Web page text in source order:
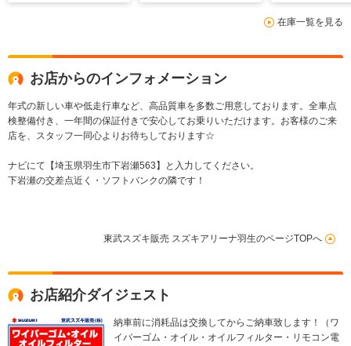
ト ウォークスル
ートキー アイドリン
スマートキー
リングストッ
ット ベンチ
在庫一覧を見る
お店からのインフォメーション
年式の新しい車や低走行車など、高品質車を多数ご用意しております。全車点
検整備付き、一年間の保証付きで安心してお乗りいただけます。お客様のご来
店を、スタッフ一同心よりお待ちしております☆
ナビにて【埼玉県羽生市下岩瀬563】と入力してください。
下岩瀬の交差点近く・ソフトバンクの隣です！
東武スズキ販売 スズキアリーナ羽生のページTOPへ
お店紹介ダイジェスト
納車前に消耗品は交換してからご納車致します！（ワ
イパーゴム・オイル・オイルフィルター・リモコン電